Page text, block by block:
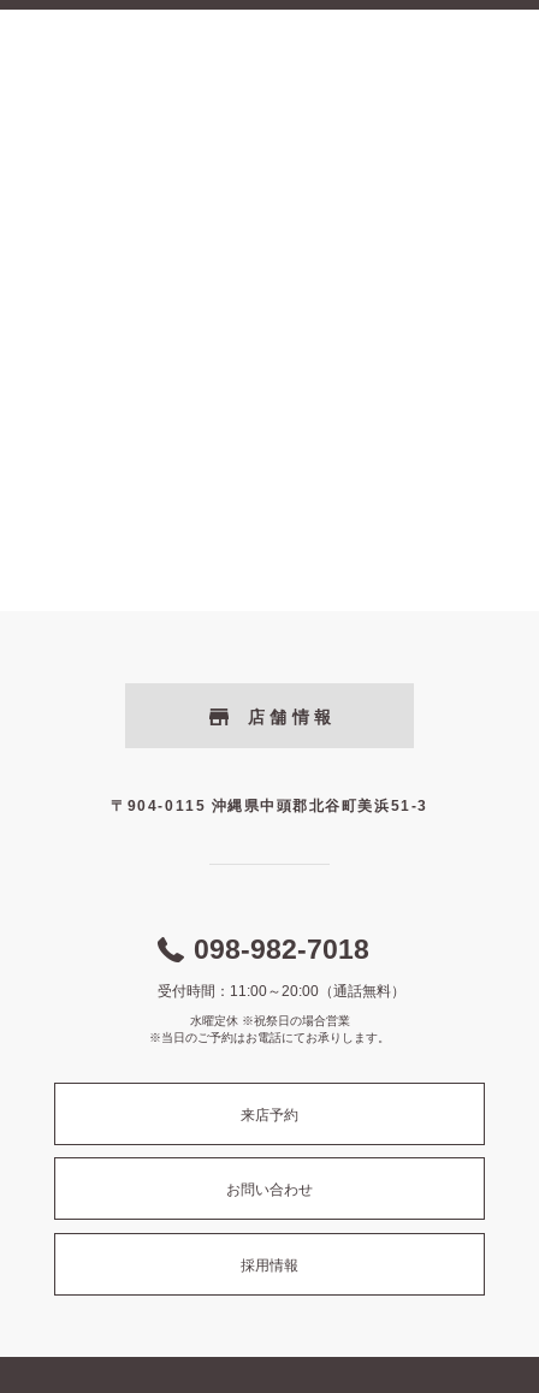
店舗情報
〒904-0115 沖縄県中頭郡北谷町美浜51-3
098-982-7018
受付時間：11:00～20:00（通話無料）
水曜定休 ※祝祭日の場合営業
※当日のご予約はお電話にてお承りします。
来店予約
お問い合わせ
採用情報